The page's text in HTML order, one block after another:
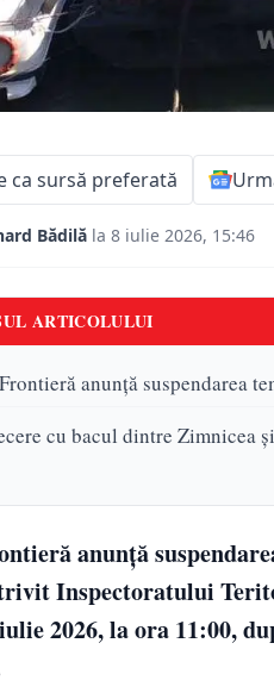
ca sursă preferată
Bădilă la 8 iulie 2026, 15:46
ARTICOLULUI
anunță suspendarea
cu bacul dintre Zimnicea
anunță
Inspectoratului
2026, la ora 11:00,